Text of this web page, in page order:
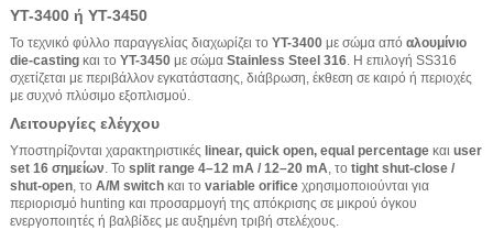
YT-3400 ή YT-3450
Το τεχνικό φύλλο παραγγελίας διαχωρίζει το YT-3400 με σώμα από αλουμίνιο
die-casting και το YT-3450 με σώμα Stainless Steel 316. Η επιλογή SS316
σχετίζεται με περιβάλλον εγκατάστασης, διάβρωση, έκθεση σε καιρό ή περιοχές
με συχνό πλύσιμο εξοπλισμού.
Λειτουργίες ελέγχου
Υποστηρίζονται χαρακτηριστικές linear, quick open, equal percentage και user
set 16 σημείων . Το split range 4–12 mA / 12–20 mA , το tight shut-close /
shut-open , το A/M switch και το variable orifice χρησιμοποιούνται για
περιορισμό hunting και προσαρμογή της απόκρισης σε μικρού όγκου
ενεργοποιητές ή βαλβίδες με αυξημένη τριβή στελέχους.